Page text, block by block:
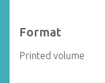
Format
Printed volume